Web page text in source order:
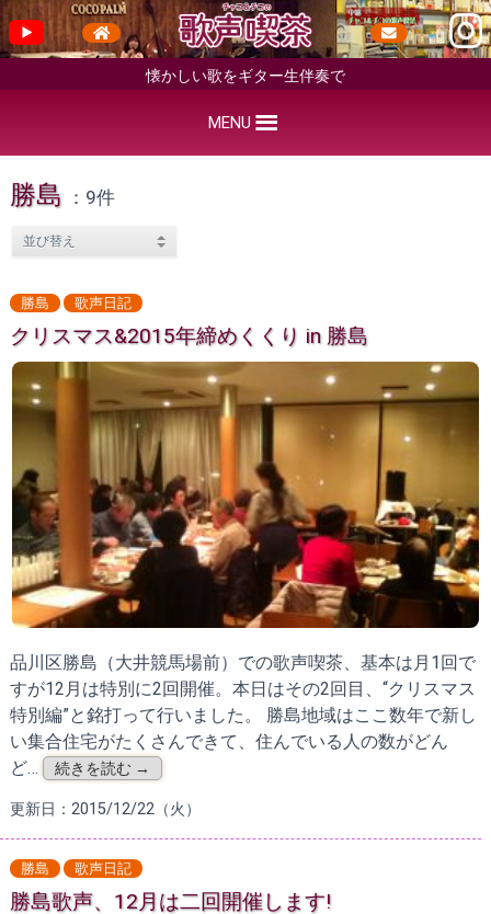
懐かしい歌をギター生伴奏で
MENU
勝島 ：9件
勝島 歌声日記
クリスマス&2015年締めくくり in 勝島
品川区勝島（大井競馬場前）での歌声喫茶、基本は月1回で
すが12月は特別に2回開催。本日はその2回目、“クリスマス
特別編”と銘打って行いました。 勝島地域はここ数年で新し
い集合住宅がたくさんできて、住んでいる人の数がどん
ど…
続きを読む →
更新日：2015/12/22（火）
勝島 歌声日記
勝島歌声、12月は二回開催します!